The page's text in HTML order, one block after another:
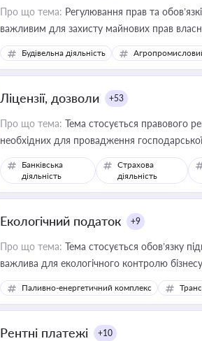
Про що тема: Регулювання прав та
важливим для захисту майнових прав
ресурсами
Будівельна діяльність
Ліцензії, дозволи +53
Про що тема: Тема стосується правового
необхідних для провадження господарської
Банківська
діяльність
Страхова
діяльність
Екологічний податок +9
Про що тема: Тема стосується обов’язку
важлива для екологічного контролю
законодавства
Паливно-енергетичний комплекс
Рентні платежі +10